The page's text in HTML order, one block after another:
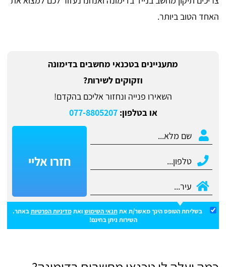
האחד הטוב ביותר.
מתעניינים בטכנאי מחשבים בדימונה
וזקוקים לשירות?
השאירו פנייה ונחזור אליכם בהקדם!
או בטלפון:077-8805207
חזרו אליי
בשליחת הטופס הינך מאשר/ת אתתנאי השימושואתמדיניות הפרטיותבאתר.
השירות ניתן בחינם!